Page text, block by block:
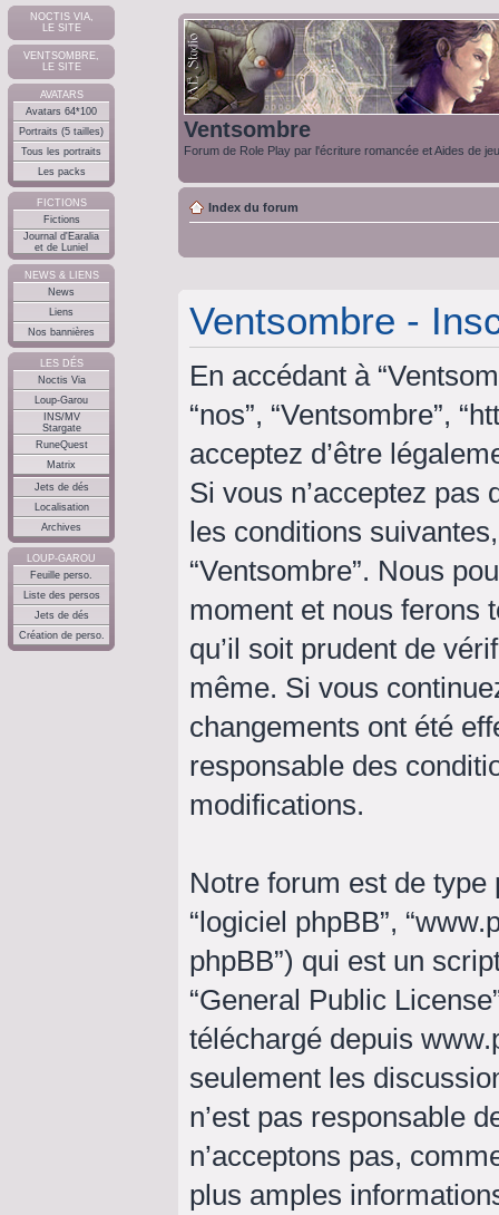
NOCTIS VIA,
LE SITE
VENTSOMBRE,
LE SITE
AVATARS
Avatars 64*100
Portraits (5 tailles)
Tous les portraits
Les packs
FICTIONS
Fictions
Journal d'Earalia
et de Luniel
NEWS & LIENS
News
Liens
Nos bannières
LES DÉS
Noctis Via
Loup-Garou
INS/MV
Stargate
RuneQuest
Matrix
Jets de dés
Localisation
Archives
LOUP-GAROU
Feuille perso.
Liste des persos
Jets de dés
Création de perso.
Ventsombre
Forum de Role Play par l'écriture romancée et Aides de
Index du forum
Ventsombre -
En accédant à
“nos”, “Ventsombre”,
acceptez d’être
Si vous n’acceptez pas
les conditions
“Ventsombre”. Nous
moment et nous ferons
qu’il soit prudent de
même. Si vous
changements ont été
responsable des
modifications.
Notre forum est de type
“logiciel phpBB”,
phpBB”) qui est un
“General Public License
téléchargé depuis
seulement les
n’est pas responsable
n’acceptons pas,
plus amples